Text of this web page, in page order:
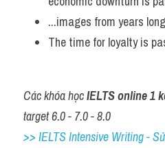
...images from years
The time for loyalty is
Các khóa học IELTS online 1
target 6.0 - 7.0 - 8.0
>> IELTS Intensive Writing -